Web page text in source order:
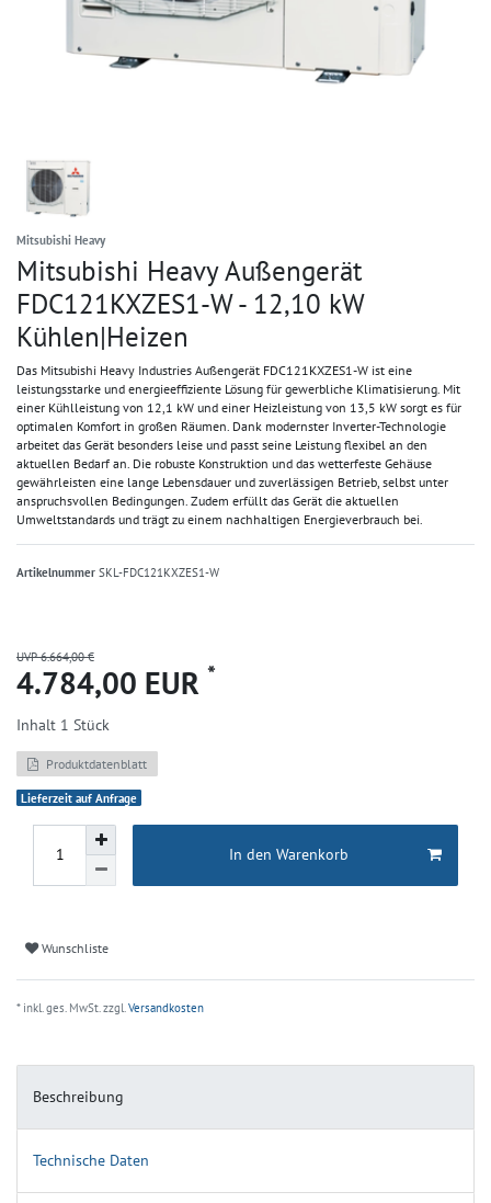
Mitsubishi Heavy
Mitsubishi Heavy Außengerät
FDC121KXZES1-W - 12,10 kW
Kühlen|Heizen
Das Mitsubishi Heavy Industries Außengerät FDC121KXZES1-W ist eine
leistungsstarke und energieeffiziente Lösung für gewerbliche Klimatisierung. Mit
einer Kühlleistung von 12,1 kW und einer Heizleistung von 13,5 kW sorgt es für
optimalen Komfort in großen Räumen. Dank modernster Inverter-Technologie
arbeitet das Gerät besonders leise und passt seine Leistung flexibel an den
aktuellen Bedarf an. Die robuste Konstruktion und das wetterfeste Gehäuse
gewährleisten eine lange Lebensdauer und zuverlässigen Betrieb, selbst unter
anspruchsvollen Bedingungen. Zudem erfüllt das Gerät die aktuellen
Umweltstandards und trägt zu einem nachhaltigen Energieverbrauch bei.
Artikelnummer SKL-FDC121KXZES1-W
UVP 6.664,00 €
4.784,00 EUR *
Inhalt 1 Stück
Produktdatenblatt
Lieferzeit auf Anfrage
In den Warenkorb
Wunschliste
* inkl. ges. MwSt. zzgl. Versandkosten
Beschreibung
Technische Daten